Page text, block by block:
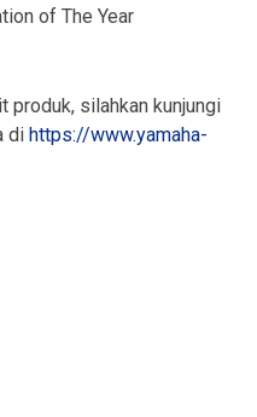
of The Year
produk, silahkan kunjungi
di https://www.yamaha-